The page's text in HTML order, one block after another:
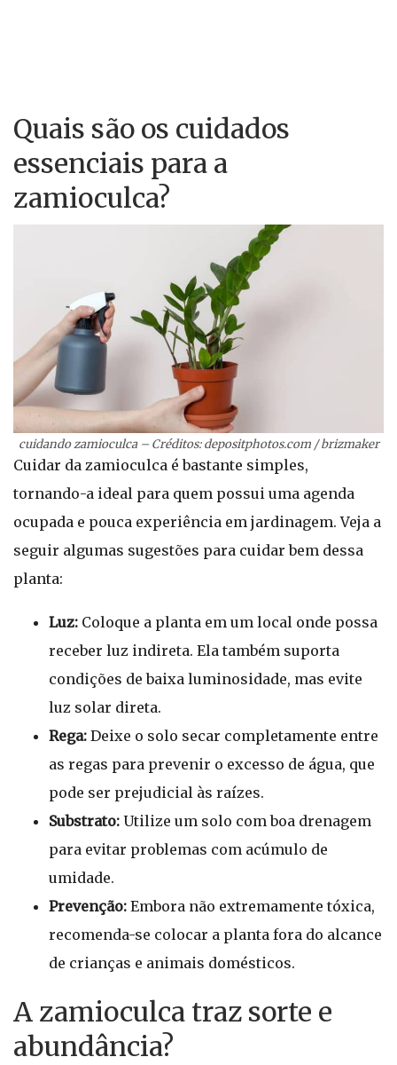
Quais são os cuidados
essenciais para a
zamioculca?
cuidando zamioculca – Créditos: depositphotos.com / brizmaker
Cuidar da zamioculca é bastante simples,
tornando-a ideal para quem possui uma agenda
ocupada e pouca experiência em jardinagem. Veja a
seguir algumas sugestões para cuidar bem dessa
planta:
Luz: Coloque a planta em um local onde possa
receber luz indireta. Ela também suporta
condições de baixa luminosidade, mas evite
luz solar direta.
Rega: Deixe o solo secar completamente entre
as regas para prevenir o excesso de água, que
pode ser prejudicial às raízes.
Substrato: Utilize um solo com boa drenagem
para evitar problemas com acúmulo de
umidade.
Prevenção: Embora não extremamente tóxica,
recomenda-se colocar a planta fora do alcance
de crianças e animais domésticos.
A zamioculca traz sorte e
abundância?